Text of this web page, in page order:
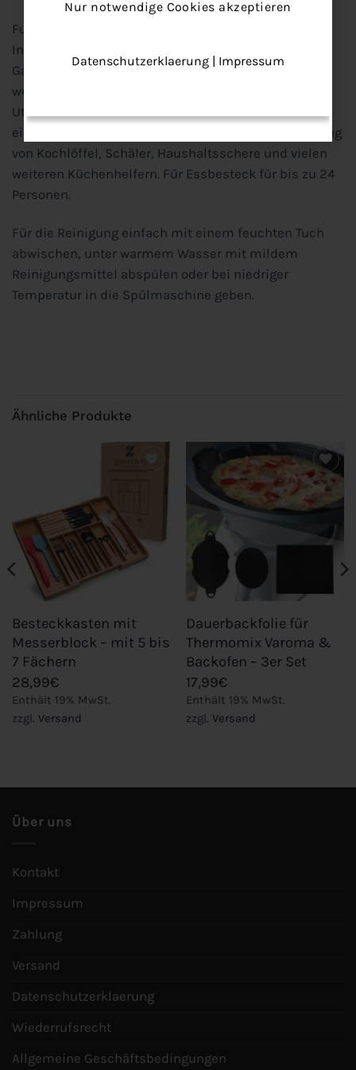
Funktional und vielseitig
In 6 Fächern bietet der Kasten Platz für Messer,
Gabeln, Esslöffel, Teelöffel und Kuchengabeln, sowie
weitere sonst lose in der Schublade herumfliegende
Utensilien. Die Schubladen-Unterteilung ist flexibel
einsetzbar und eignet sich auch für die Aufbewahrung
von Kochlöffel, Schäler, Haushaltsschere und vielen
weiteren Küchenhelfern. Für Essbesteck für bis zu 24
Personen.
Für die Reinigung einfach mit einem feuchten Tuch
abwischen, unter warmem Wasser mit mildem
Reinigungsmittel abspülen oder bei niedriger
Temperatur in die Spülmaschine geben.
Ähnliche Produkte
Besteckkasten mit
Messerblock – mit 5 bis
7 Fächern
28,99€
Enthält 19% MwSt.
zzgl. Versand
Add to
wishlist
Dauerbackfolie für
Thermomix Varoma &
Backofen – 3er Set
17,99€
Enthält 19% MwSt.
zzgl. Versand
Über uns
Kontakt
Impressum
Zahlung
Versand
Datenschutzerklaerung
Wiederrufsrecht
Allgemeine Geschäftsbedingungen
Nur notwendige Cookies akzeptieren
Datenschutzerklaerung Impressum